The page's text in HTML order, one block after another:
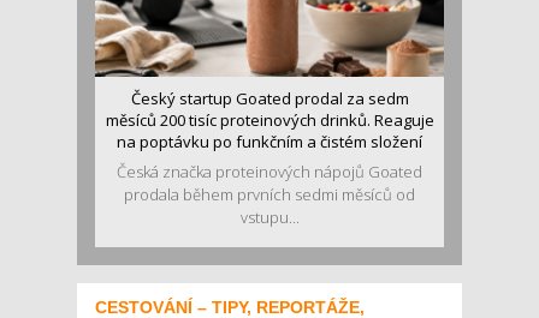
Český startup Goated prodal za sedm
měsíců 200 tisíc proteinových drinků. Reaguje
na poptávku po funkčním a čistém složení
Česká značka proteinových nápojů Goated
prodala během prvních sedmi měsíců od
vstupu...
CESTOVÁNÍ – TIPY, REPORTÁŽE,